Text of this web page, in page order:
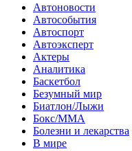
Автоновости
Автособытия
Автоспорт
Автоэксперт
Актеры
Аналитика
Баскетбол
Безумный мир
Биатлон/Лыжи
Бокс/MMA
Болезни и лекарства
В мире